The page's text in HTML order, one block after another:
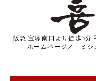
阪急 宝塚南口より徒歩3分
ホームページ／「ミ